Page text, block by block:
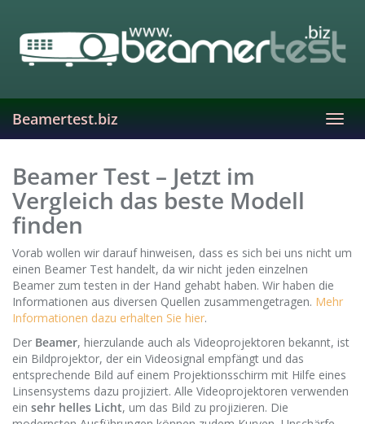
main
content
Beamertest.biz
Beamer Test – Jetzt im
Vergleich das beste Modell
finden
Vorab wollen wir darauf hinweisen, dass es sich bei uns nicht um
einen Beamer Test handelt, da wir nicht jeden einzelnen
Beamer zum testen in der Hand gehabt haben. Wir haben die
Informationen aus diversen Quellen zusammengetragen. Mehr
Informationen dazu erhalten Sie hier.
Der Beamer, hierzulande auch als Videoprojektoren bekannt, ist
ein Bildprojektor, der ein Videosignal empfängt und das
entsprechende Bild auf einem Projektionsschirm mit Hilfe eines
Linsensystems dazu projiziert. Alle Videoprojektoren verwenden
ein sehr helles Licht, um das Bild zu projizieren. Die